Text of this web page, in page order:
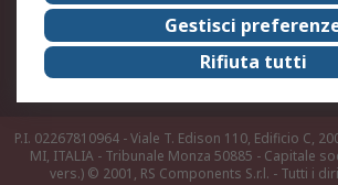
Carriere
RS
Press Centre
P.I. 02267810964 - Viale T. Edison 110, Edificio C,
MI, ITALIA - Tribunale Monza 50885 - Capitale
vers.) © 2001, RS Components S.r.l. - Tutti i
Gestisci
Rifiuta tutti